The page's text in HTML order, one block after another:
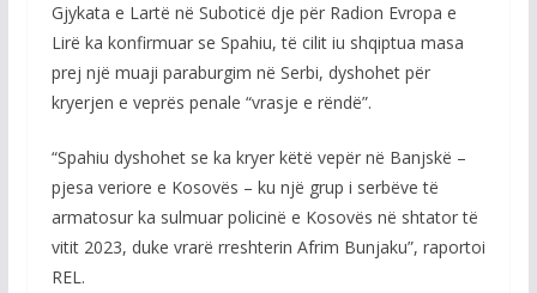
Gjykata e Lartë në Suboticë dje për Radion Evropa e
Lirë ka konfirmuar se Spahiu, të cilit iu shqiptua masa
prej një muaji paraburgim në Serbi, dyshohet për
kryerjen e veprës penale “vrasje e rëndë”.
“Spahiu dyshohet se ka kryer këtë vepër në Banjskë –
pjesa veriore e Kosovës – ku një grup i serbëve të
armatosur ka sulmuar policinë e Kosovës në shtator të
vitit 2023, duke vrarë rreshterin Afrim Bunjaku”, raportoi
REL.